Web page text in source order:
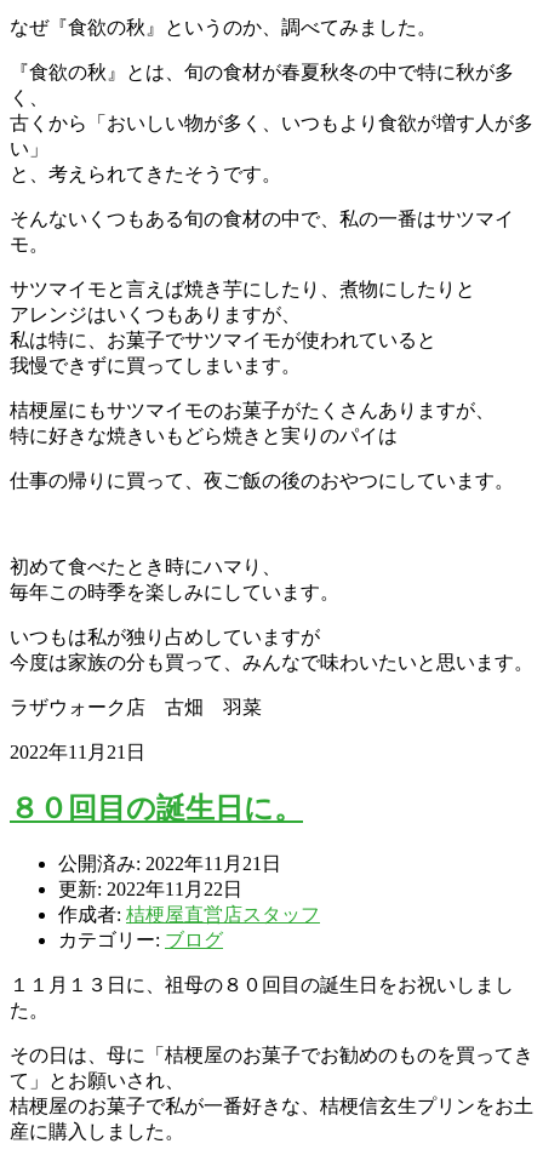
なぜ『食欲の秋』というのか、調べてみました。
『食欲の秋』とは、旬の食材が春夏秋冬の中で特に秋が多
く、
古くから「おいしい物が多く、いつもより食欲が増す人が多
い」
と、考えられてきたそうです。
そんないくつもある旬の食材の中で、私の一番はサツマイ
モ。
サツマイモと言えば焼き芋にしたり、煮物にしたりと
アレンジはいくつもありますが、
私は特に、お菓子でサツマイモが使われていると
我慢できずに買ってしまいます。
桔梗屋にもサツマイモのお菓子がたくさんありますが、
特に好きな焼きいもどら焼きと実りのパイは
仕事の帰りに買って、夜ご飯の後のおやつにしています。
初めて食べたとき時にハマり、
毎年この時季を楽しみにしています。
いつもは私が独り占めしていますが
今度は家族の分も買って、みんなで味わいたいと思います。
ラザウォーク店 古畑 羽菜
2022年11月21日
８０回目の誕生日に。
公開済み: 2022年11月21日
更新: 2022年11月22日
作成者: 桔梗屋直営店スタッフ
カテゴリー: ブログ
１１月１３日に、祖母の８０回目の誕生日をお祝いしまし
た。
その日は、母に「桔梗屋のお菓子でお勧めのものを買ってき
て」とお願いされ、
桔梗屋のお菓子で私が一番好きな、桔梗信玄生プリンをお土
産に購入しました。